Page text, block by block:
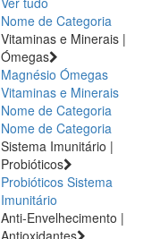
Nome de Categoria
Vitaminas e Minerais |
Ómegas
Magnésio Ómegas
Vitaminas e Minerais
Nome de Categoria
Nome de Categoria
Sistema Imunitário |
Probióticos
Probióticos Sistema
Imunitário
Anti-Envelhecimento |
Antioxidantes